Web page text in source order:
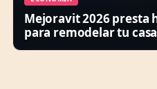
Mejoravit 2026 presta
para remodelar tu casa